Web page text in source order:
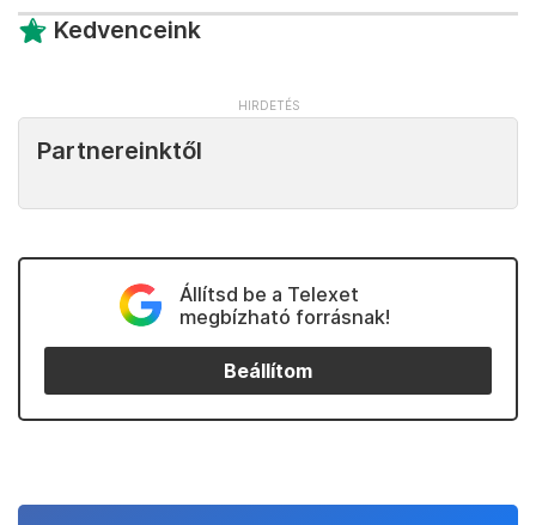
Kedvenceink
Partnereinktől
Állítsd be a Telexet
megbízható forrásnak!
Beállítom